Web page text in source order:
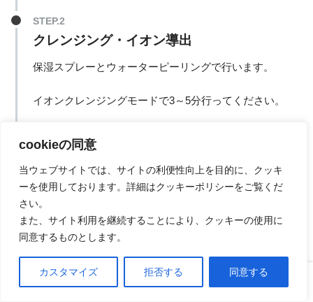
cookieの同意
当ウェブサイトでは、サイトの利便性向上を目的に、クッキ
ーを使用しております。詳細はクッキーポリシーをご覧くだ
さい。
また、サイト利用を継続することにより、クッキーの使用に
同意するものとします。
カスタマイズ 拒否する 同意する
クレンジング・イオン導出
保湿スプレーとウォーターピーリングで行います。
イオンクレンジングモードで3～5分行ってください。
イオン導入・美容液の浸透
栄養液とウォーターピーリングで行います。
浸透モードで3分行ってください。